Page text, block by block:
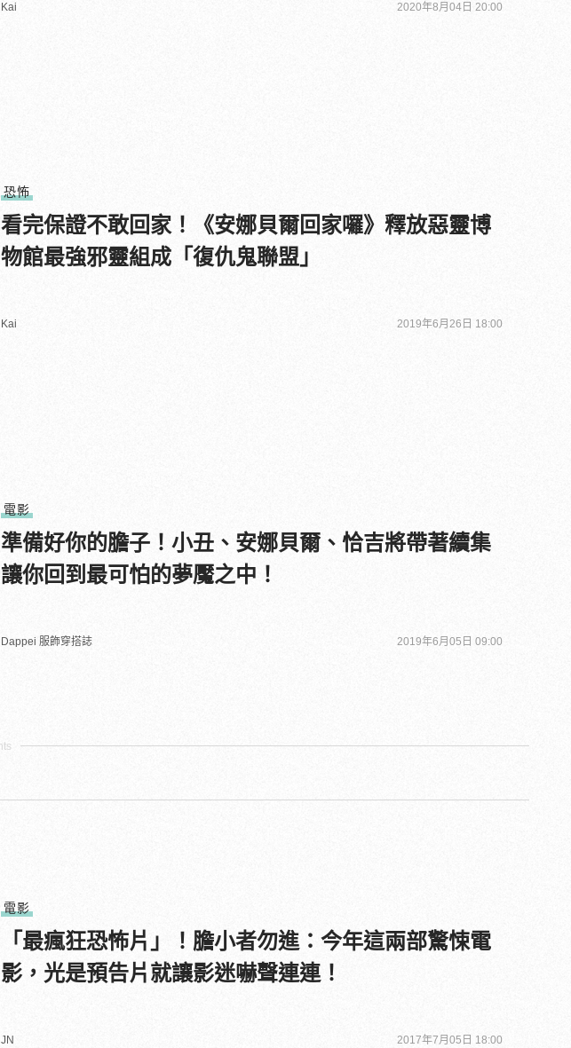
Kai 2020年8月04日 20:00
恐怖
看完保證不敢回家！《安娜貝爾回家囉》釋放惡靈博
物館最強邪靈組成「復仇鬼聯盟」
Kai 2019年6月26日 18:00
電影
準備好你的膽子！小丑、安娜貝爾、恰吉將帶著續集
讓你回到最可怕的夢魘之中！
Dappei 服飾穿搭誌 2019年6月05日 09:00
電影
「最瘋狂恐怖片」！膽小者勿進：今年這兩部驚悚電
影，光是預告片就讓影迷嚇聲連連！
JN 2017年7月05日 18:00